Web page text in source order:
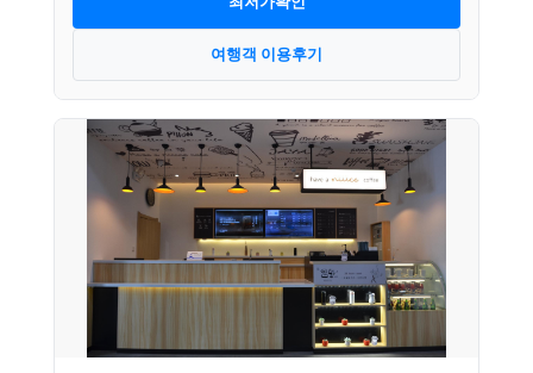
여행객 이용후기